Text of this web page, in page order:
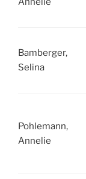
Bamberger,
Selina
Pohlemann,
Annelie